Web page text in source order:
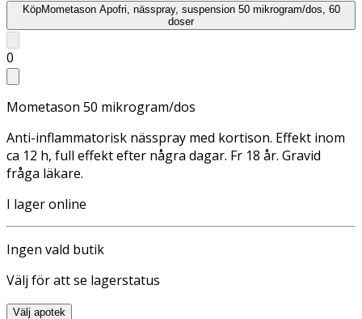
KöpMometason Apofri, nässpray, suspension 50 mikrogram/dos, 60
doser
0
Mometason 50 mikrogram/dos
Anti-inflammatorisk nässpray med kortison. Effekt inom
ca 12 h, full effekt efter några dagar. Fr 18 år. Gravid
fråga läkare.
I lager online
Ingen vald butik
Välj för att se lagerstatus
Välj apotek